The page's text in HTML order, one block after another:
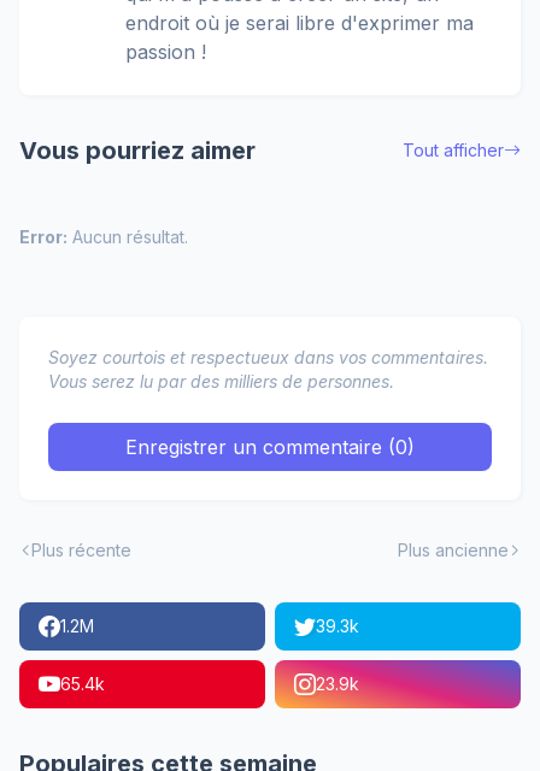
endroit où je serai libre d'exprimer ma
passion !
Vous pourriez aimer Tout afficher
Error: Aucun résultat.
Soyez courtois et respectueux dans vos commentaires.
Vous serez lu par des milliers de personnes.
Enregistrer un commentaire (0)
Plus récente Plus ancienne
1.2M 39.3k
65.4k 23.9k
Populaires cette semaine